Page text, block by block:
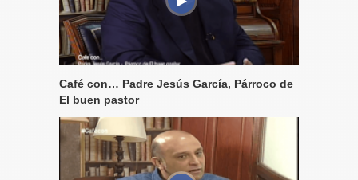
Café con… Padre Jesús García, Párroco de
El buen pastor